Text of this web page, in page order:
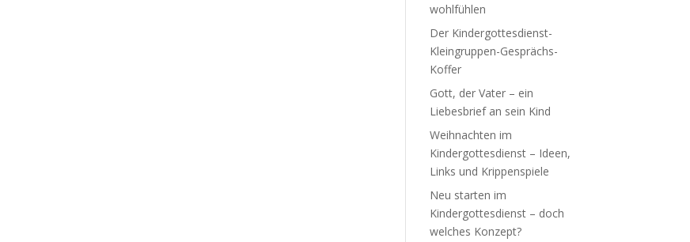
wohlfühlen
Der Kindergottesdienst-
Kleingruppen-Gesprächs-
Koffer
Gott, der Vater – ein
Liebesbrief an sein Kind
Weihnachten im
Kindergottesdienst – Ideen,
Links und Krippenspiele
Neu starten im
Kindergottesdienst – doch
welches Konzept?